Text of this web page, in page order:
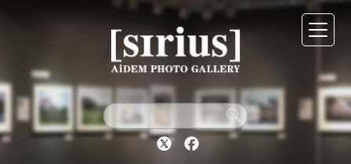
Twitter Facebook
シリウスについて
展示スケジュール